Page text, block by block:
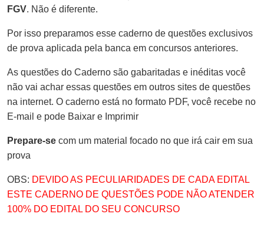
FGV. Não é diferente.
Por isso preparamos esse caderno de questões exclusivos
de prova aplicada pela banca em concursos anteriores.
As questões do Caderno são gabaritadas e inéditas você
não vai achar essas questões em outros sites de questões
na internet. O caderno está no formato PDF, você recebe no
E-mail e pode Baixar e Imprimir
Prepare-se com um material focado no que irá cair em sua
prova
OBS: DEVIDO AS PECULIARIDADES DE CADA EDITAL
ESTE CADERNO DE QUESTÕES PODE NÃO ATENDER
100% DO EDITAL DO SEU CONCURSO